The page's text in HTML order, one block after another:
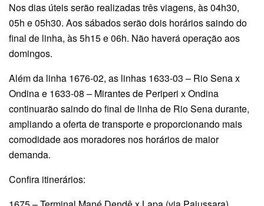
Nos dias úteis serão realizadas três viagens, às 04h30,
05h e 05h30. Aos sábados serão dois horários saindo do
final de linha, às 5h15 e 06h. Não haverá operação aos
domingos.
Além da linha 1676-02, as linhas 1633-03 – Rio Sena x
Ondina e 1633-08 – Mirantes de Periperi x Ondina
continuarão saindo do final de linha de Rio Sena durante,
ampliando a oferta de transporte e proporcionando mais
comodidade aos moradores nos horários de maior
demanda.
Confira itinerários: